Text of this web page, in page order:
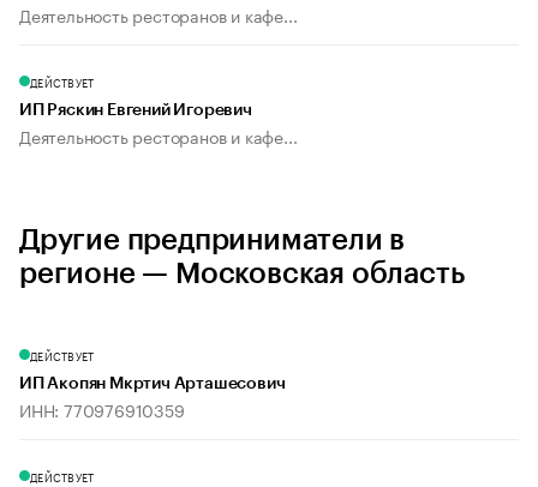
Деятельность ресторанов и кафе...
ДЕЙСТВУЕТ
ИП Ряскин Евгений Игоревич
Деятельность ресторанов и кафе...
Другие предприниматели в
регионе — Московская область
ДЕЙСТВУЕТ
ИП Акопян Мкртич Арташесович
ИНН: 770976910359
ДЕЙСТВУЕТ